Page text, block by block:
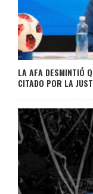
LA AFA DESMINTIÓ
CITADO POR LA